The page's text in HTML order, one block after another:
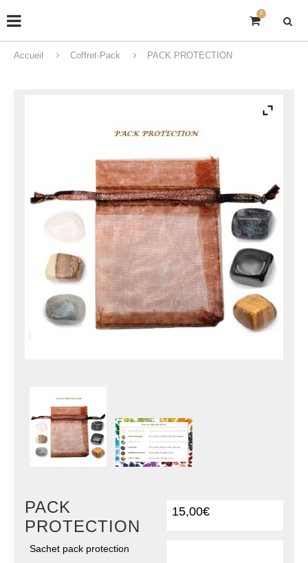
0
Accueil Coffret-Pack PACK PROTECTION
PACK
PROTECTION
15,00€
Sachet pack protection